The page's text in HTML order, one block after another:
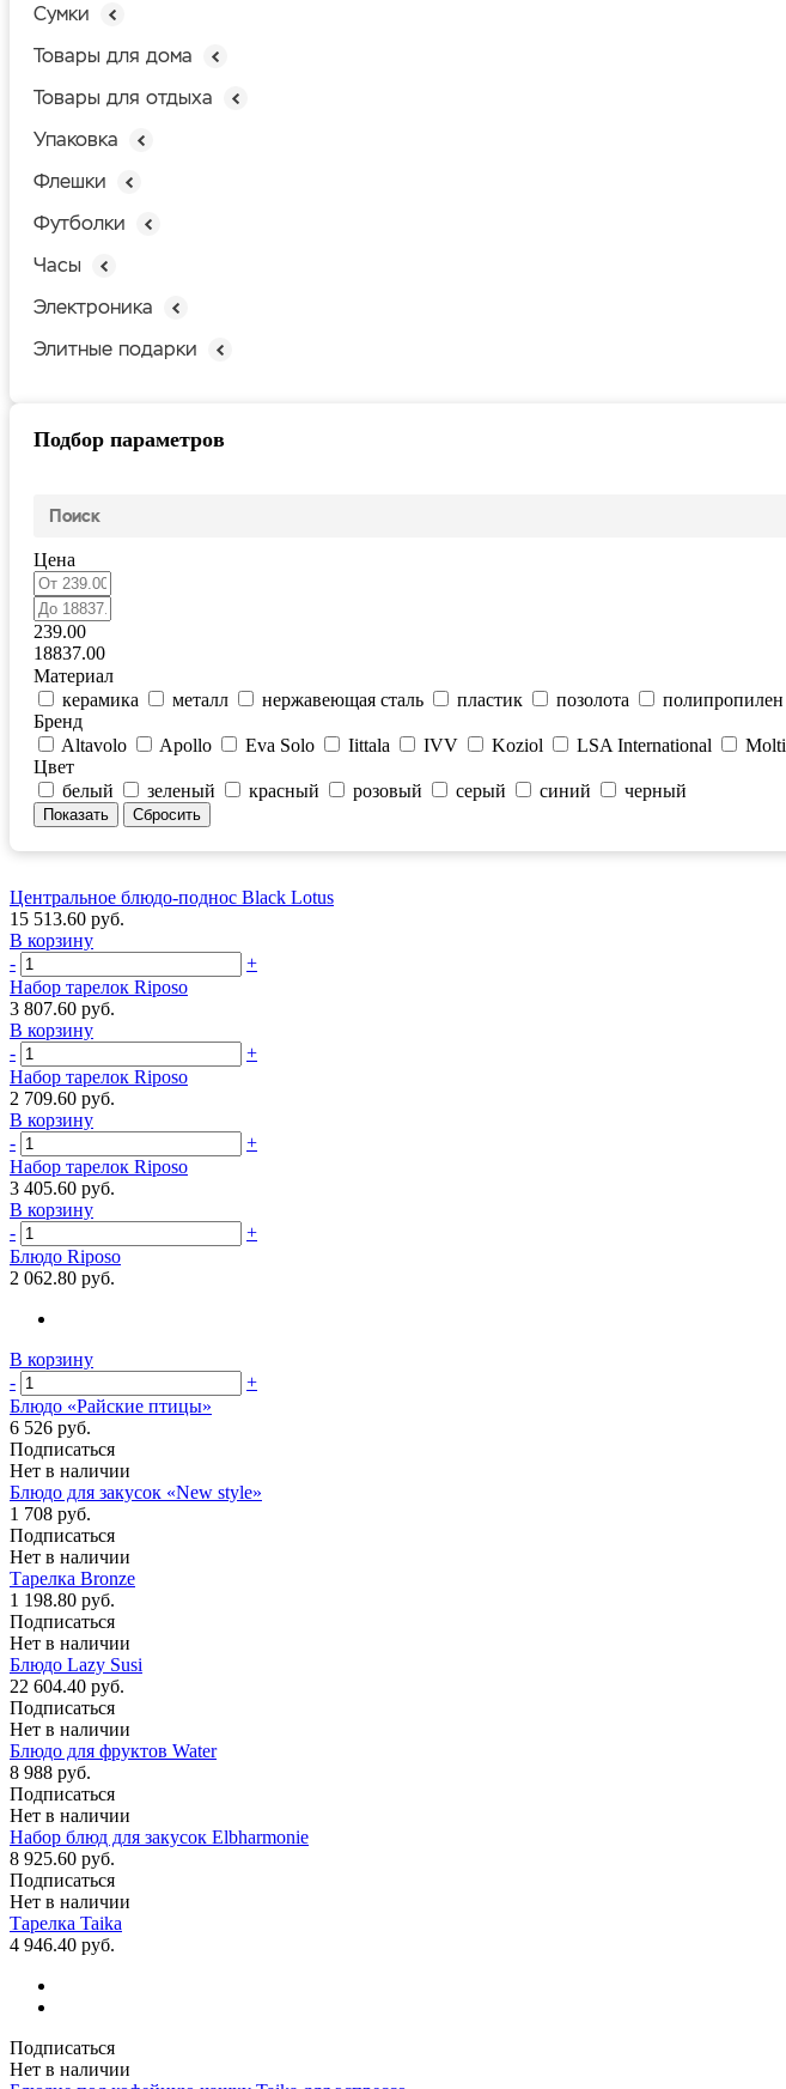
Сумки
Товары для дома
Товары для отдыха
Упаковка
Флешки
Футболки
Часы
Электроника
Элитные подарки
Подбор параметров
Цена
239.00
18837.00
Материал
керамика
металл нержавеющая сталь пластик позолота полипропилен
Бренд
Altavolo
Apollo Eva Solo Iittala IVV Koziol LSA International Molti
Цвет
белый
зеленый красный розовый серый синий черный
Центральное блюдо-поднос Black Lotus
15 513.60 руб.
В корзину
-
+
Набор тарелок Riposo
3 807.60 руб.
В корзину
-
+
Набор тарелок Riposo
2 709.60 руб.
В корзину
-
+
Набор тарелок Riposo
3 405.60 руб.
В корзину
-
+
Блюдо Riposo
2 062.80 руб.
В корзину
-
+
Блюдо «Райские птицы»
6 526 руб.
Подписаться
Нет в наличии
Блюдо для закусок «New style»
1 708 руб.
Подписаться
Нет в наличии
Тарелка Bronze
1 198.80 руб.
Подписаться
Нет в наличии
Блюдо Lazy Susi
22 604.40 руб.
Подписаться
Нет в наличии
Блюдо для фруктов Water
8 988 руб.
Подписаться
Нет в наличии
Набор блюд для закусок Elbharmonie
8 925.60 руб.
Подписаться
Нет в наличии
Тарелка Taika
4 946.40 руб.
Подписаться
Нет в наличии